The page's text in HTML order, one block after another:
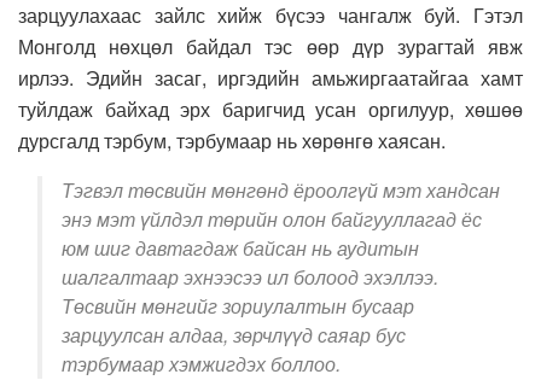
зарцуулахаас зайлс хийж бүсээ чангалж буй. Гэтэл
Монголд нөхцөл байдал тэс өөр дүр зурагтай явж
ирлээ. Эдийн засаг, иргэдийн амьжиргаатайгаа хамт
туйлдаж байхад эрх баригчид усан оргилуур, хөшөө
дурсгалд тэрбум, тэрбумаар нь хөрөнгө хаясан.
Тэгвэл төсвийн мөнгөнд ёроолгүй мэт хандсан
энэ мэт үйлдэл төрийн олон байгууллагад ёс
юм шиг давтагдаж байсан нь аудитын
шалгалтаар эхнээсээ ил болоод эхэллээ.
Төсвийн мөнгийг зориулалтын бусаар
зарцуулсан алдаа, зөрчлүүд саяар бус
тэрбумаар хэмжигдэх боллоо.